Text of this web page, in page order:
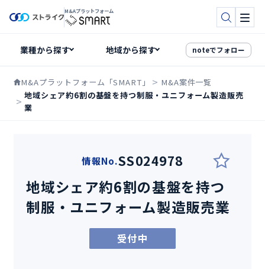
M&Aプラットフォーム
検索メ
noteでフォロー
M&Aプラットフォーム「SMART」
M&A案件一覧
地域シェア約6割の基盤を持つ制服・ユニフォーム製造販売
業
情報No.SS024978
地域シェア約6割の基盤を持つ
制服・ユニフォーム製造販売業
受付中